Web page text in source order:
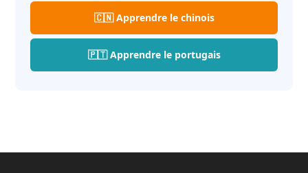
🇨🇳 Apprendre le chinois
🇵🇹 Apprendre le portugais